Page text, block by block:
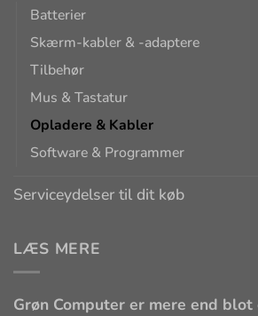
Batterier
Skærm-kabler & -adaptere
Tilbehør
Mus & Tastatur
Opladere & Kabler
Software & Programmer
Serviceydelser til dit køb
LÆS MERE
Grøn Computer er mere end blot